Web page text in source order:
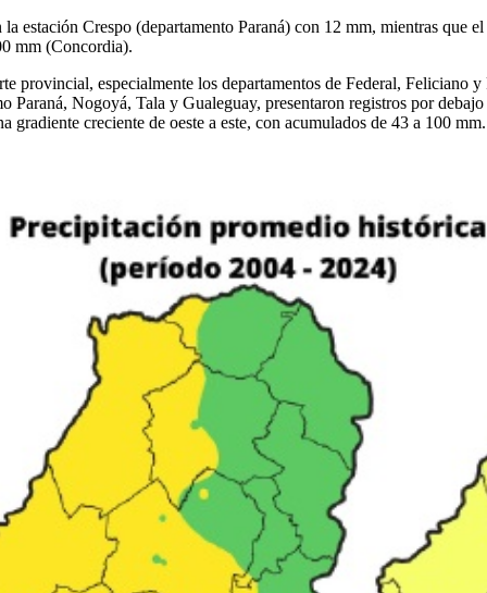
estación Crespo (departamento Paraná) con 12 mm, mientras que
mm (Concordia).
provincial, especialmente los departamentos de Federal, Feliciano
Paraná, Nogoyá, Tala y Gualeguay, presentaron registros por
creciente de oeste a este, con acumulados de 43 a 100 mm.